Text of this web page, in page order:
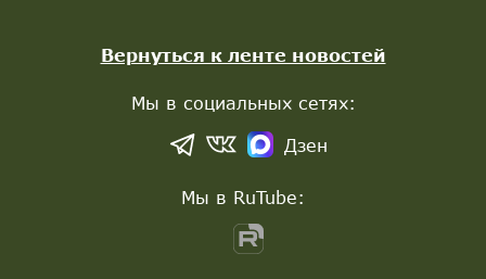
Вернуться к ленте новостей
Мы в социальных сетях:
Дзен
Мы в RuTube: